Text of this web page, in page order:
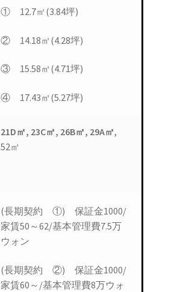
① 12.7㎡(3.84坪)
② 14.18㎡(4.28坪)
③ 15.58㎡(4.71坪)
④ 17.43㎡(5.27坪)
21D㎡, 23C㎡, 26B㎡, 29A㎡,
52㎡
(長期契約 ①) 保証金1000/
家賃50～62/基本管理費7.5万
ウォン
(長期契約 ②) 保証金1000/
家賃60～/基本管理費8万ウォ